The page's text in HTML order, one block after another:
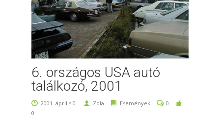
6. országos USA autó
találkozó, 2001
2001. április 0. Zola Események
0
0